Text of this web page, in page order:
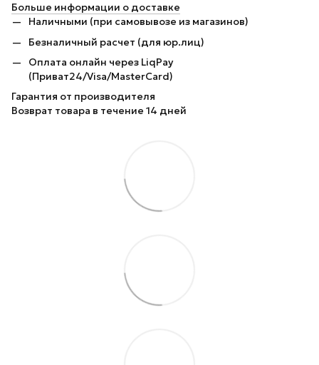
Больше информации о доставке
Наличными (при самовывозе из магазинов)
Безналичный расчет (для юр.лиц)
Оплата онлайн через LiqPay
(Приват24/Visa/MasterCard)
Гарантия от производителя
Возврат товара в течение 14 дней